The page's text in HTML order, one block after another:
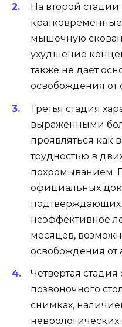
На второй
мышечную
ухудшение
также не дает
освобождения от
Третья стадия
выраженными
проявляться как
трудностью в
похромыванием.
официальных
подтверждающих
неэффективное
месяцев,
освобождения от
Четвертая
позвоночного
снимках,